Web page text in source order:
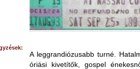
A leggrandiózusabb turné.
óriási kivetítők, gospel